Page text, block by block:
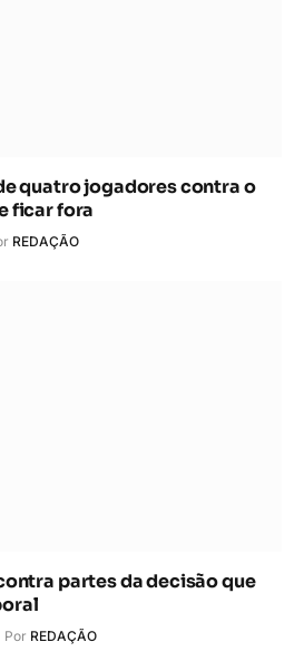
quatro jogadores contra o
ficar fora
REDAÇÃO
partes da decisão que
Por REDAÇÃO